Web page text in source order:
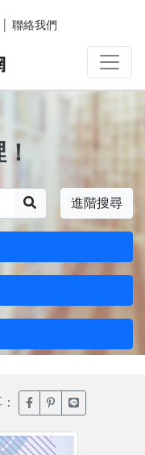
聯絡我們
進階搜尋
臉書分享(另開新視窗)
噗浪分享(另開新
Line分享(另